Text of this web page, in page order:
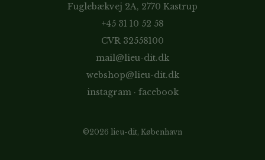
Fuglebækvej 2A, 2770 Kastrup
+45 31 10 52 58
CVR 32558100
mail@lieu-dit.dk
webshop@lieu-dit.dk
instagram· facebook
©2026 lieu-dit, København